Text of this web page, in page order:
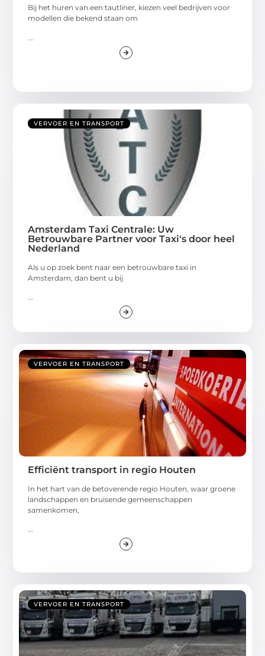
Bij het huren van een tautliner, kiezen veel bedrijven voor
modellen die bekend staan om
VERVOER EN TRANSPORT
Amsterdam Taxi Centrale: Uw
Betrouwbare Partner voor Taxi's door heel
Nederland
Als u op zoek bent naar een betrouwbare taxi in
Amsterdam, dan bent u bij
VERVOER EN TRANSPORT
Efficiënt transport in regio Houten
In het hart van de betoverende regio Houten, waar groene
landschappen en bruisende gemeenschappen
samenkomen,
...
VERVOER EN TRANSPORT